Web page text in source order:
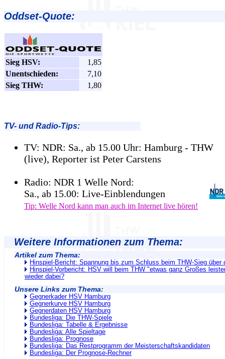
Oddset-Quote:
Sieg HSV:
1,85
Unentschieden:
7,10
Sieg THW:
1,80
TV- und Radio-Tips:
TV: NDR: Sa., ab 15.00 Uhr: Hamburg - THW
(live), Reporter ist Peter Carstens
Radio: NDR 1 Welle Nord:
Sa., ab 15.00: Live-Einblendungen
Tip: Welle Nord kann man auch im Internet live hören!
Weitere Informationen zum Thema:
Artikel zum Thema:
Hinspiel-Bericht: Spannung bis zum Schluss beim THW-Sieg über
Hinspiel-Vorbericht: HSV will beim THW "etwas ganz Großes
wieder dabei?
Unsere Links zum Thema:
Gegnerkader HSV Hamburg
Gegnerkurve HSV Hamburg
Gegnerdaten HSV Hamburg
Bundesliga: Die THW-Spiele
Bundesliga: Tabelle & Ergebnisse
Bundesliga: Alle Spieltage
Bundesliga: Prognose
Bundesliga: Das Restprogramm der Meisterschaftskandidaten
Bundesliga: Der Prognose-Rechner